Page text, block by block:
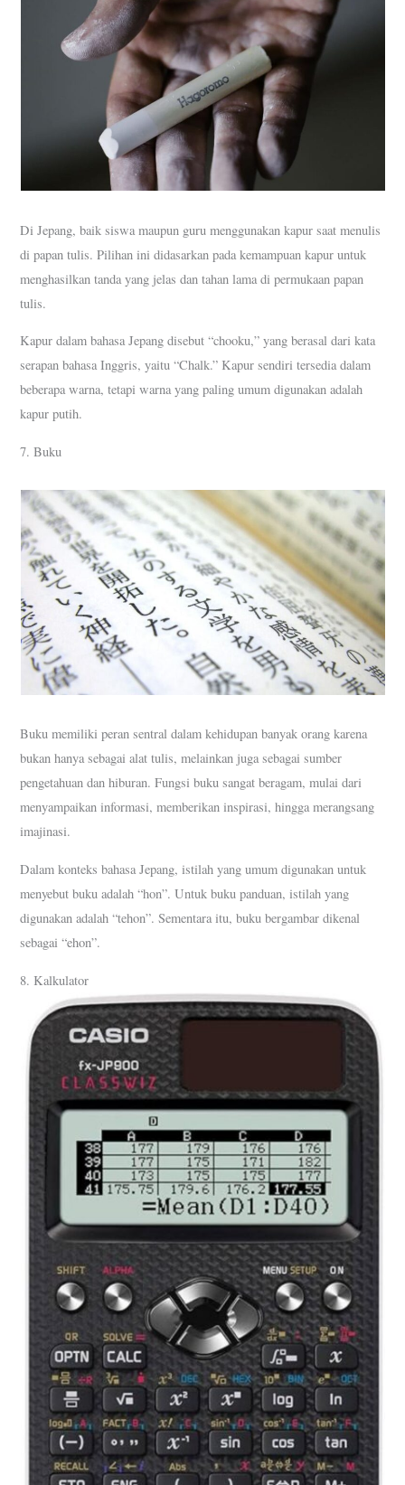
Di Jepang, baik siswa maupun guru menggunakan kapur saat menulis
di papan tulis. Pilihan ini didasarkan pada kemampuan kapur untuk
menghasilkan tanda yang jelas dan tahan lama di permukaan papan
tulis.
Kapur dalam bahasa Jepang disebut “chooku,” yang berasal dari kata
serapan bahasa Inggris, yaitu “Chalk.” Kapur sendiri tersedia dalam
beberapa warna, tetapi warna yang paling umum digunakan adalah
kapur putih.
7. Buku
Buku memiliki peran sentral dalam kehidupan banyak orang karena
bukan hanya sebagai alat tulis, melainkan juga sebagai sumber
pengetahuan dan hiburan. Fungsi buku sangat beragam, mulai dari
menyampaikan informasi, memberikan inspirasi, hingga merangsang
imajinasi.
Dalam konteks bahasa Jepang, istilah yang umum digunakan untuk
menyebut buku adalah “hon”. Untuk buku panduan, istilah yang
digunakan adalah “tehon”. Sementara itu, buku bergambar dikenal
sebagai “ehon”.
8. Kalkulator